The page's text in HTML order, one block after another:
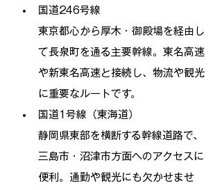
国道246号線
東京都心から厚木・御殿場を経由し
て長泉町を通る主要幹線。東名高速
や新東名高速と接続し、物流や観光
に重要なルートです。
国道1号線（東海道）
静岡県東部を横断する幹線道路で、
三島市・沼津市方面へのアクセスに
便利。通勤や観光にも欠かせませ